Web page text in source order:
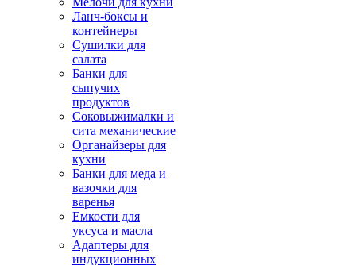
Ланч-боксы и
контейнеры
Сушилки для
салата
Банки для
сыпучих
продуктов
Соковыжималки и
сита механические
Органайзеры для
кухни
Банки для меда и
вазочки для
варенья
Емкости для
уксуса и масла
Адаптеры для
индукционных